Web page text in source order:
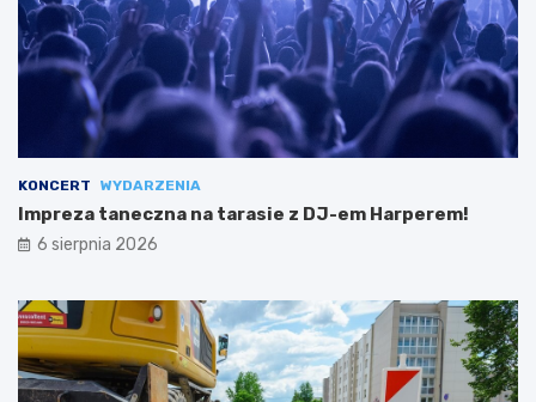
KONCERT WYDARZENIA
Impreza taneczna na tarasie z DJ-em Harperem!
6 sierpnia 2026